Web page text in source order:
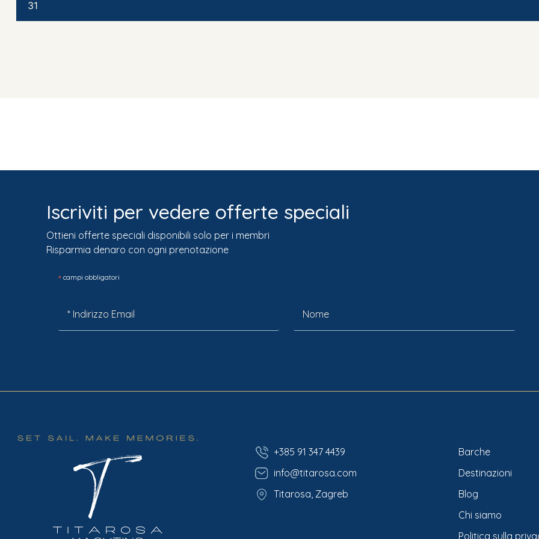
31
Iscriviti per vedere offerte speciali
Ottieni offerte speciali disponibili solo per i membri
Risparmia denaro con ogni prenotazione
*campi obbligatori
+385 91 347 4439
info@titarosa.com
Titarosa, Zagreb
Barche
Destinazioni
Blog
Chi siamo
Politica sulla